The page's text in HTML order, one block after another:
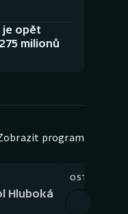
je opět
milionů
program
Hluboká
OSTATNÍ